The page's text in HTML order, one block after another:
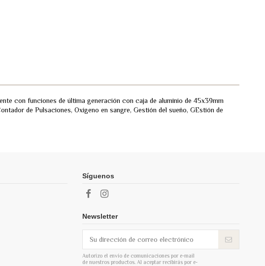
con funciones de última generación con caja de aluminio de 45x39mm
de Pulsaciones, Oxígeno en sangre, Gestión del sueño, GEstión de
Síguenos
Newsletter
Autorizo el envío de comunicaciones por e-mail
de nuestros productos. Al aceptar recibirás por e-